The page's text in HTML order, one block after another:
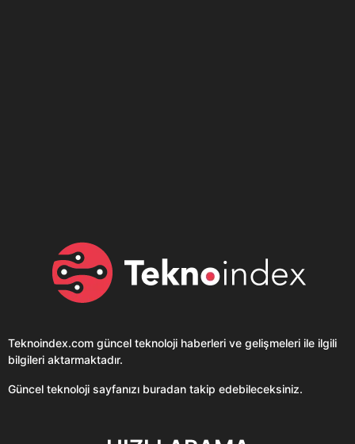
Teknoindex.com güncel teknoloji haberleri ve gelişmeleri ile ilgili
bilgileri aktarmaktadır.
Güncel teknoloji sayfanızı buradan takip edebileceksiniz.